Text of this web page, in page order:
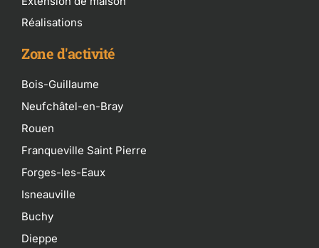
Réalisations
Zone d'activité
Bois-Guillaume
Neufchâtel-en-Bray
Rouen
Franqueville Saint Pierre
Forges-les-Eaux
Isneauville
Buchy
Dieppe